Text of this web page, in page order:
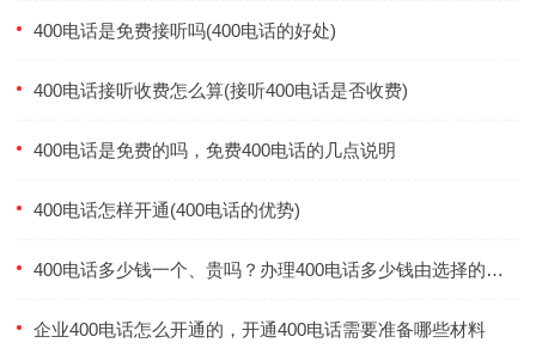
400电话是免费接听吗(400电话的好处)
400电话接听收费怎么算(接听400电话是否收费)
400电话是免费的吗，免费400电话的几点说明
400电话怎样开通(400电话的优势)
400电话多少钱一个、贵吗？办理400电话多少钱由选择的套餐和号码决定的-「乐享400电话」
企业400电话怎么开通的，开通400电话需要准备哪些材料